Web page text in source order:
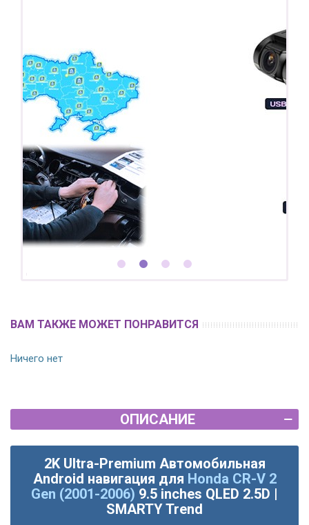
ВАМ ТАКЖЕ МОЖЕТ ПОНРАВИТСЯ
Ничего нет
ОПИСАНИЕ
2K Ultra-Premium Автомобильная
Android навигация для Honda CR-V 2
Gen (2001-2006) 9.5 inches QLED 2.5D |
SMARTY Trend